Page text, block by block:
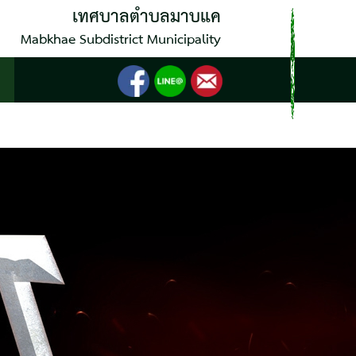
เทศบาลตำบลมาบแค
Mabkhae Subdistrict Municipality